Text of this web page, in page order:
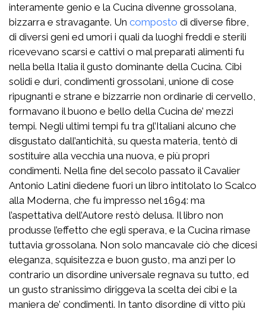
interamente genio e la Cucina divenne grossolana,
bizzarra e stravagante. Un composto di diverse fibre,
di diversi geni ed umori i quali da luoghi freddi e sterili
ricevevano scarsi e cattivi o mal preparati alimenti fu
nella bella Italia il gusto dominante della Cucina. Cibi
solidi e duri, condimenti grossolani, unione di cose
ripugnanti e strane e bizzarrie non ordinarie di cervello,
formavano il buono e bello della Cucina de’ mezzi
tempi. Negli ultimi tempi fu tra gl’Italiani alcuno che
disgustato dall’antichità, su questa materia, tentò di
sostituire alla vecchia una nuova, e più propri
condimenti. Nella fine del secolo passato il Cavalier
Antonio Latini diedene fuori un libro intitolato lo Scalco
alla Moderna, che fu impresso nel 1694: ma
l’aspettativa dell’Autore restò delusa. Il libro non
produsse l’effetto che egli sperava, e la Cucina rimase
tuttavia grossolana. Non solo mancavale ciò che dicesi
eleganza, squisitezza e buon gusto, ma anzi per lo
contrario un disordine universale regnava su tutto, ed
un gusto stranissimo diriggeva la scelta dei cibi e la
maniera de’ condimenti. In tanto disordine di vitto più